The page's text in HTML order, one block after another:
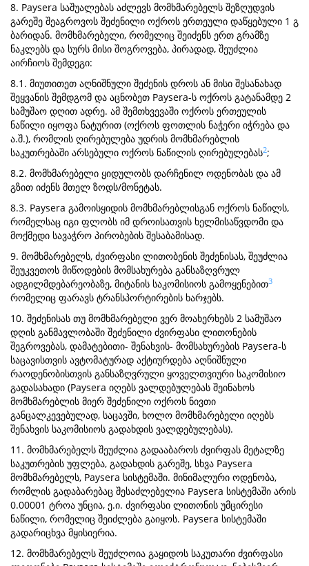
8. Paysera საშუალებას აძლევს მომხმარებელს შეზღუდვის
გარეშე შეაგროვოს შეძენილი ოქროს ერთეული დაწყებული 1 გ
ბარიდან. მომხმარებელი, რომელიც შეიძენს ერთ გრამზე
ნაკლებს და სურს მისი შოგროვება, პირადად, შეუძლია
აირჩიოს შემდეგი:
8.1. მიუთითეთ აღნიშნული შეძენის დროს ან მისი შესანახად
შეყვანის შემდგომ და აცნობეთ Paysera-ს ოქროს გატანამდე 2
სამუშაო დღით ადრე. ამ შემთხვევაში ოქროს ერთეულის
ნაწილი იყოფა ნატურით (ოქროს ფოთლის ნაჭერი იჭრება და
ა.შ.), რომლის ღირებულება უდრის მომხმარებლის
საკუთრებაში არსებული ოქროს ნაწილის ღირებულებას2;
8.2. მომხმარებელი ყიდულობს დარჩენილ ოდენობას და ამ
გზით იძენს მთელ ზოდს/მონეტას.
8.3. Paysera გამოისყიდის მომხმარებლისგან ოქროს ნაწილს,
რომელსაც იგი ფლობს იმ დროისათვის ხელმისაწვდომი და
მოქმედი სავაჭრო პირობების შესაბამისად.
9. მომხმარებელს, ძვირფასი ლითობენის შეძენისას, შეუძლია
შეუკვეთოს მიწოდების მომსახურება განსაზღვრულ
ადგილმდებარეობაზე, მიტანის საკომისიოს გამოყენებით3
რომელიც ფარავს ტრანსპორტირების ხარჯებს.
10. შეძენისას თუ მომხმარებელი ვერ მოახერხებს 2 სამუშაო
დღის განმავლობაში შეძენილი ძვირფასი ლითონების
შეგროვებას, დამატებითი- შენახვის- მომსახურების Paysera-ს
საცავისთვის ავტომატურად აქტიურდება აღნიშნული
რაოდენობისთვის განსაზღვრული ყოველთვიური საკომისიო
გადასახადი (Paysera იღებს ვალდებულებას შეინახოს
მომხმარებლის მიერ შეძენილი ოქროს ნივთი
განცალკევებულად, საცავში, ხოლო მომხმარებელი იღებს
შენახვის საკომისიოს გადახდის ვალდებულებას).
11. მომხმარებელს შეუძლია გადააბაროს ძვირფას მეტალზე
საკუთრების უფლება, გადახდის გარეშე, სხვა Paysera
მომხმარებელს, Paysera სისტემაში. მინიმალური ოდენობა,
რომლის გადაბარებაც შესაძლებელია Paysera სისტემაში არის
0.00001 ტროა უნცია, ე.ი. ძვირფასი ლითონის უმცირესი
ნაწილი, რომელიც შეიძლება გაიყოს. Paysera სისტემაში
გადარიცხვა მყისიერია.
12. მომხმარებელს შეუძლოია გაყიდოს საკუთარი ძვირფასი